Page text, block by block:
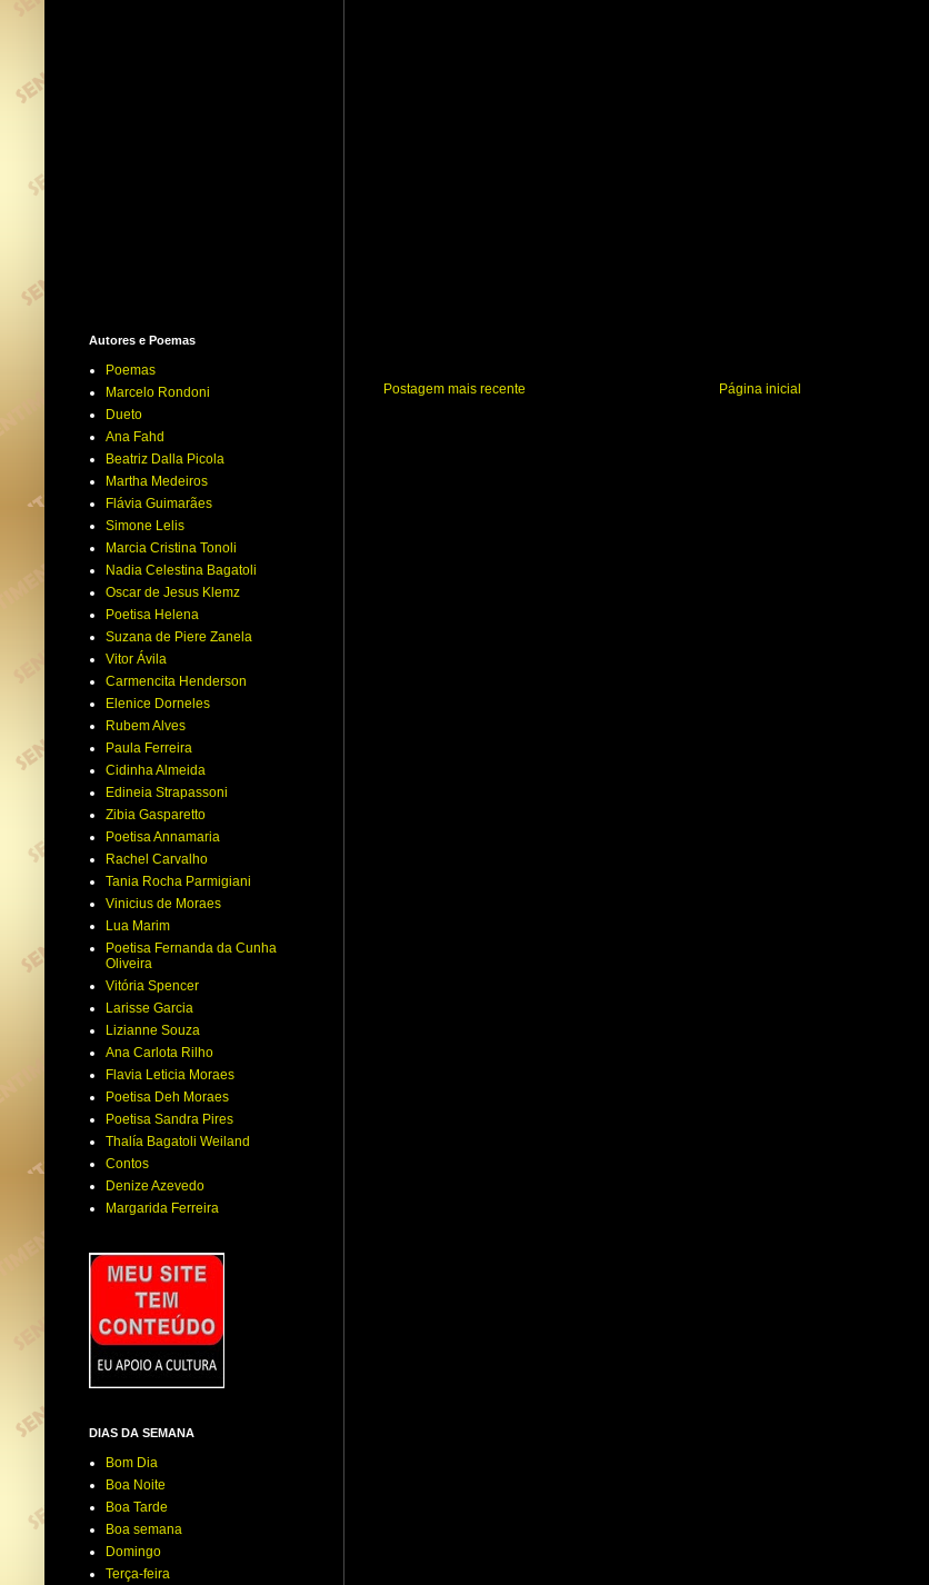
Postagem mais recente Página inicial
Autores e Poemas
Poemas
Marcelo Rondoni
Dueto
Ana Fahd
Beatriz Dalla Picola
Martha Medeiros
Flávia Guimarães
Simone Lelis
Marcia Cristina Tonoli
Nadia Celestina Bagatoli
Oscar de Jesus Klemz
Poetisa Helena
Suzana de Piere Zanela
Vitor Ávila
Carmencita Henderson
Elenice Dorneles
Rubem Alves
Paula Ferreira
Cidinha Almeida
Edineia Strapassoni
Zibia Gasparetto
Poetisa Annamaria
Rachel Carvalho
Tania Rocha Parmigiani
Vinicius de Moraes
Lua Marim
Poetisa Fernanda da Cunha
Oliveira
Vitória Spencer
Larisse Garcia
Lizianne Souza
Ana Carlota Rilho
Flavia Leticia Moraes
Poetisa Deh Moraes
Poetisa Sandra Pires
Thalía Bagatoli Weiland
Contos
Denize Azevedo
Margarida Ferreira
DIAS DA SEMANA
Bom Dia
Boa Noite
Boa Tarde
Boa semana
Domingo
Terça-feira